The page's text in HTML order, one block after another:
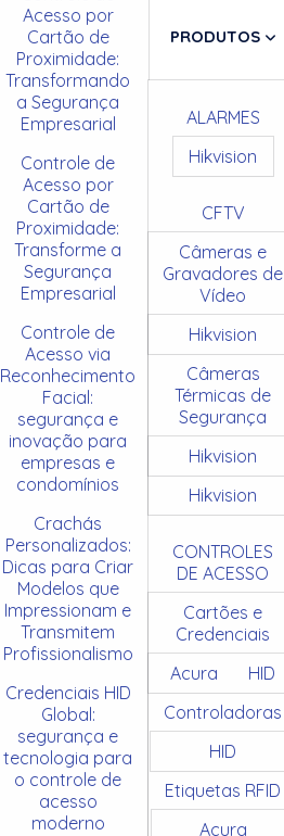
Acesso por
Cartão de
Proximidade:
Transformando
a Segurança
Empresarial
Controle de
Acesso por
Cartão de
Proximidade:
Transforme a
Segurança
Empresarial
Controle de
Acesso via
Reconhecimento
Facial:
segurança e
inovação para
empresas e
condomínios
Crachás
Personalizados:
Dicas para Criar
Modelos que
Impressionam e
Transmitem
Profissionalismo
Credenciais HID
Global:
segurança e
tecnologia para
o controle de
acesso
moderno
PRODUTOS
ALARMES
Hikvision
CFTV
Câmeras e
Gravadores de
Vídeo
Hikvision
Câmeras
Térmicas de
Segurança
Hikvision
Hikvision
CONTROLES
DE ACESSO
Cartões e
Credenciais
Acura
HID
Controladoras
HID
Etiquetas RFID
Acura